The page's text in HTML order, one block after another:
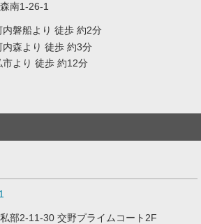
南1-26-1
磐船より 徒歩 約2分
森より 徒歩 約3分
より 徒歩 約12分
部2-11-30 交野プライムコート2F